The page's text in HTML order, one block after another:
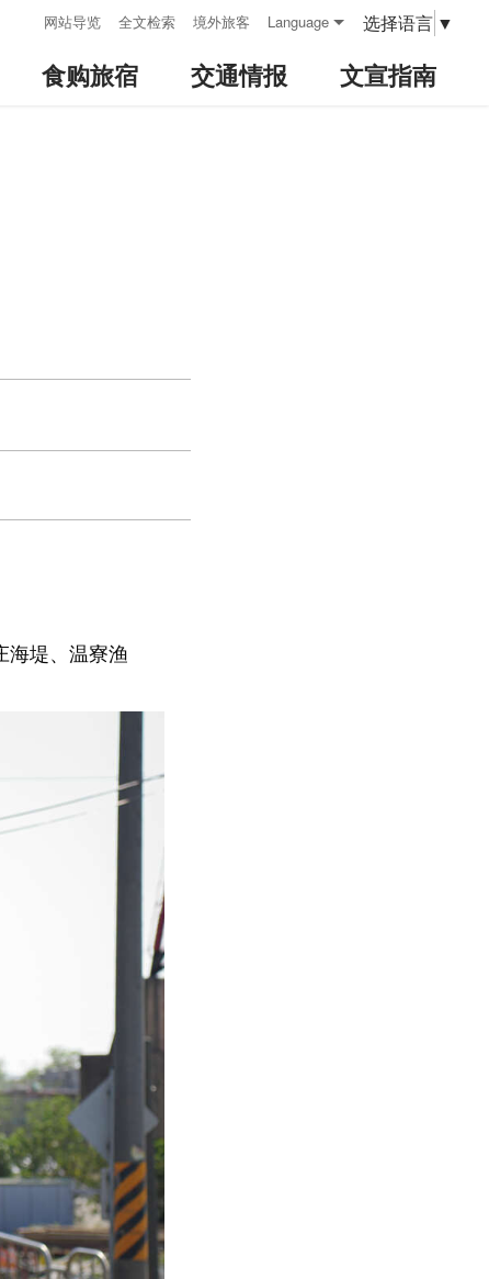
网站导览 全文检索 境外旅客 Language 选择语言 ▼
食购旅宿 交通情报 文宣指南
海堤、温寮渔